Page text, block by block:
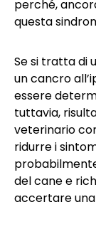
perché,
questa
Se si tratta di
un cancro
essere
tuttavia,
veterinario
ridurre i
del cane e
accertare